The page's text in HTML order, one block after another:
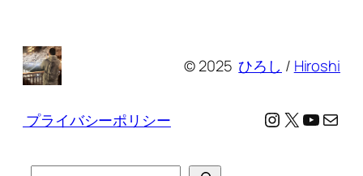
© 2025ひろし / Hiroshi
プライバシーポリシー Instagram
X メール